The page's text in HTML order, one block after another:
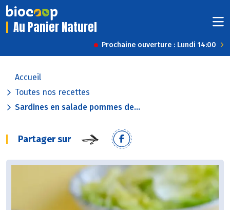
Au Panier Naturel
Prochaine ouverture : Lundi 14:00
Accueil
Toutes nos recettes
Sardines en salade pommes de...
Partager sur